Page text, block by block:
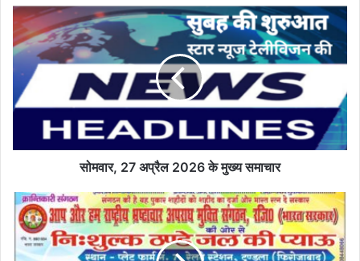
सोमवार,
27
अप्रैल
2026
मुख्य
समाचार
सोमवार, 27 अप्रैल 2026 के मुख्य समाचार
आप
और
हम
राष्ट्रीय